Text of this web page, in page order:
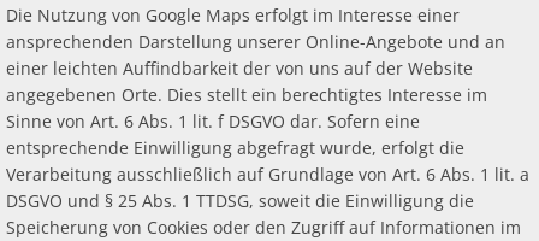
Die Nutzung von Google Maps erfolgt im Interesse einer
ansprechenden Darstellung unserer Online-Angebote und an
einer leichten Auffindbarkeit der von uns auf der Website
angegebenen Orte. Dies stellt ein berechtigtes Interesse im
Sinne von Art. 6 Abs. 1 lit. f DSGVO dar. Sofern eine
entsprechende Einwilligung abgefragt wurde, erfolgt die
Verarbeitung ausschließlich auf Grundlage von Art. 6 Abs. 1 lit. a
DSGVO und § 25 Abs. 1 TTDSG, soweit die Einwilligung die
Speicherung von Cookies oder den Zugriff auf Informationen im